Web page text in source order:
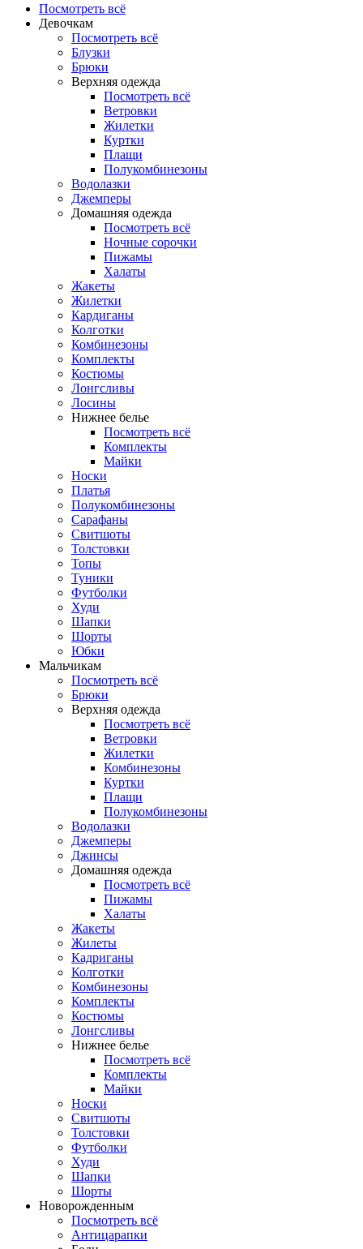
Посмотреть всё
Девочкам
Посмотреть всё
Блузки
Брюки
Верхняя одежда
Посмотреть всё
Ветровки
Жилетки
Куртки
Плащи
Полукомбинезоны
Водолазки
Джемперы
Домашняя одежда
Посмотреть всё
Ночные сорочки
Пижамы
Халаты
Жакеты
Жилетки
Кардиганы
Колготки
Комбинезоны
Комплекты
Костюмы
Лонгсливы
Лосины
Нижнее белье
Посмотреть всё
Комплекты
Майки
Носки
Платья
Полукомбинезоны
Сарафаны
Свитшоты
Толстовки
Топы
Туники
Футболки
Худи
Шапки
Шорты
Юбки
Мальчикам
Посмотреть всё
Брюки
Верхняя одежда
Посмотреть всё
Ветровки
Жилетки
Комбинезоны
Куртки
Плащи
Полукомбинезоны
Водолазки
Джемперы
Джинсы
Домашняя одежда
Посмотреть всё
Пижамы
Халаты
Жакеты
Жилеты
Кадриганы
Колготки
Комбинезоны
Комплекты
Костюмы
Лонгсливы
Нижнее белье
Посмотреть всё
Комплекты
Майки
Носки
Свитшоты
Толстовки
Футболки
Худи
Шапки
Шорты
Новорожденным
Посмотреть всё
Антицарапки